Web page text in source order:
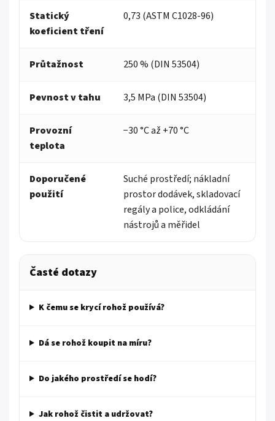
Statický
koeficient tření
0,73 (ASTM C1028-96)
Průtažnost 250 % (DIN 53504)
Pevnost v tahu 3,5 MPa (DIN 53504)
Provozní
teplota
−30 °C až +70 °C
Doporučené
použití
Suché prostředí; nákladní
prostor dodávek, skladovací
regály a police, odkládání
nástrojů a měřidel
Časté dotazy
K čemu se krycí rohož používá?
Dá se rohož koupit na míru?
Do jakého prostředí se hodí?
Jak rohož čistit a udržovat?